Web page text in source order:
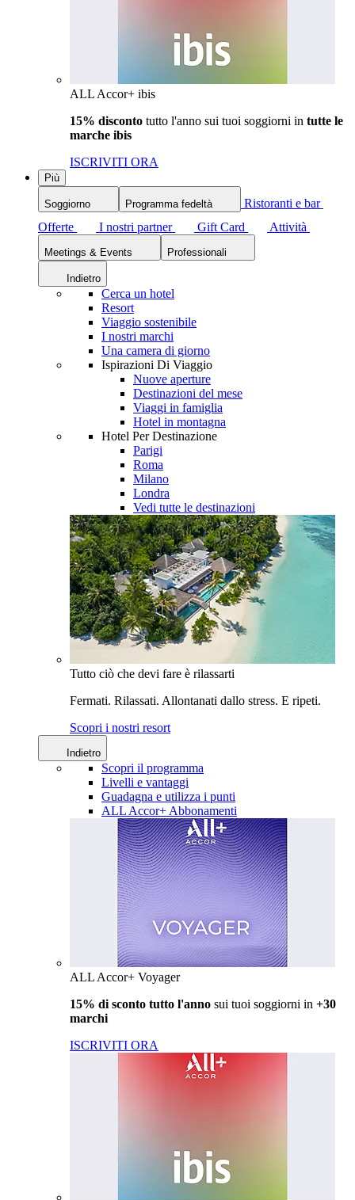
ALL Accor+ ibis
15% disconto tutto l'anno sui tuoi soggiorni in tutte le
marche ibis
ISCRIVITI ORA
Più
Soggiorno Programma fedeltà
Ristoranti e bar
Offerte
I nostri partner Gift Card Attività
Meetings & Events Professionali
Indietro
Cerca un hotel
Resort
Viaggio sostenibile
I nostri marchi
Una camera di giorno
Ispirazioni Di Viaggio
Nuove aperture
Destinazioni del mese
Viaggi in famiglia
Hotel in montagna
Hotel Per Destinazione
Parigi
Roma
Milano
Londra
Vedi tutte le destinazioni
Tutto ciò che devi fare è rilassarti
Fermati. Rilassati. Allontanati dallo stress. E ripeti.
Scopri i nostri resort
Indietro
Scopri il programma
Livelli e vantaggi
Guadagna e utilizza i punti
ALL Accor+ Abbonamenti
ALL Accor+ Voyager
15% di sconto tutto l'anno sui tuoi soggiorni in +30
marchi
ISCRIVITI ORA